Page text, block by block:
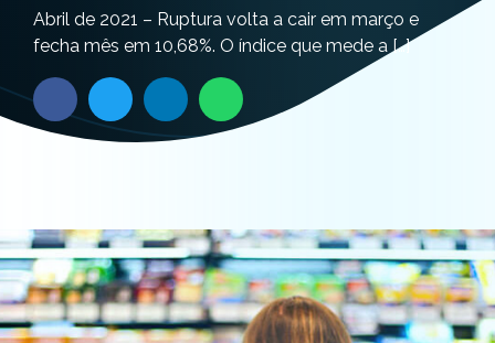
Abril de 2021 – Ruptura volta a cair em março e
fecha mês em 10,68%. O índice que mede a […]